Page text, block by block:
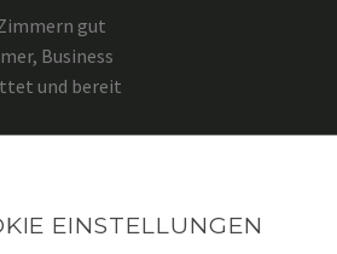
gut
Business
und bereit
Congress
EINSTELLUNGEN